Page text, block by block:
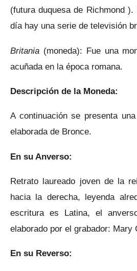
(futura duquesa de Richmond
día hay una serie de televisión
Britania (moneda): Fue una
acuñada en la época romana.
Descripción de la Moneda:
A continuación se presenta
elaborada de Bronce.
En su Anverso:
Retrato laureado joven de la
hacia la derecha, leyenda
escritura es Latina, el
elaborado por el grabador: Mary
En su Reverso: